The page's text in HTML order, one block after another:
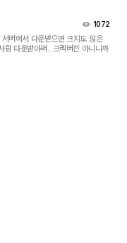
1072
버에서 다운받으면 크지도 않은
람 다운받아써.. 크렉버전 아니니까